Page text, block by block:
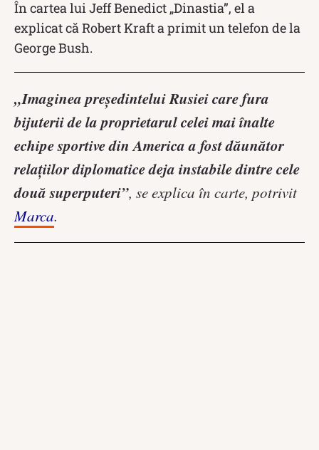
În cartea lui Jeff Benedict „Dinastia”, el a
explicat că Robert Kraft a primit un telefon de la
George Bush.
„Imaginea președintelui Rusiei care fura
bijuterii de la proprietarul celei mai înalte
echipe sportive din America a fost dăunător
relațiilor diplomatice deja instabile dintre cele
două superputeri”, se explica în carte, potrivit
Marca.